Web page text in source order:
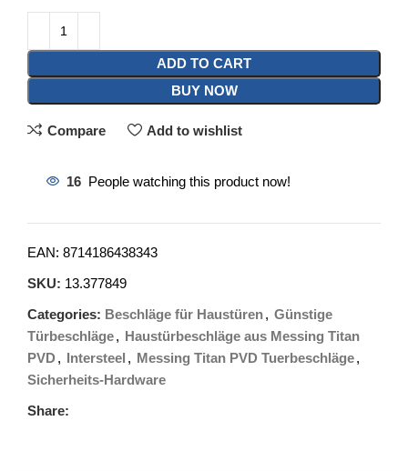
ADD TO CART
BUY NOW
Compare Add to wishlist
16 People watching this product now!
EAN: 8714186438343
SKU: 13.377849
Categories: Beschläge für Haustüren, Günstige
Türbeschläge, Haustürbeschläge aus Messing Titan
PVD, Intersteel , Messing Titan PVD Tuerbeschläge,
Sicherheits-Hardware
Share: